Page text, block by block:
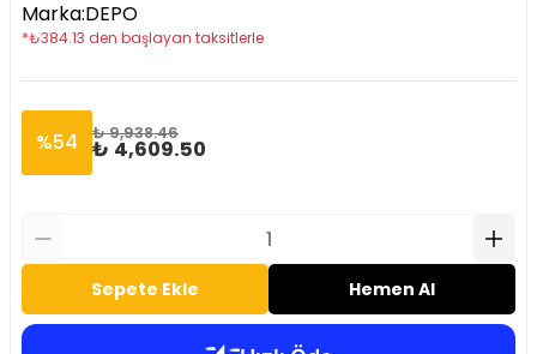
Marka:DEPO
*₺384.13 den başlayan taksitlerle
%54 ₺ 9,938.46
₺ 4,609.50
Sepete Ekle Hemen Al